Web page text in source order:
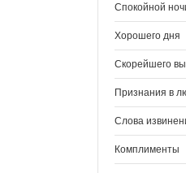
Спокойной
Хорошего дня
Скорейшего
Признания в
Слова
Комплименты